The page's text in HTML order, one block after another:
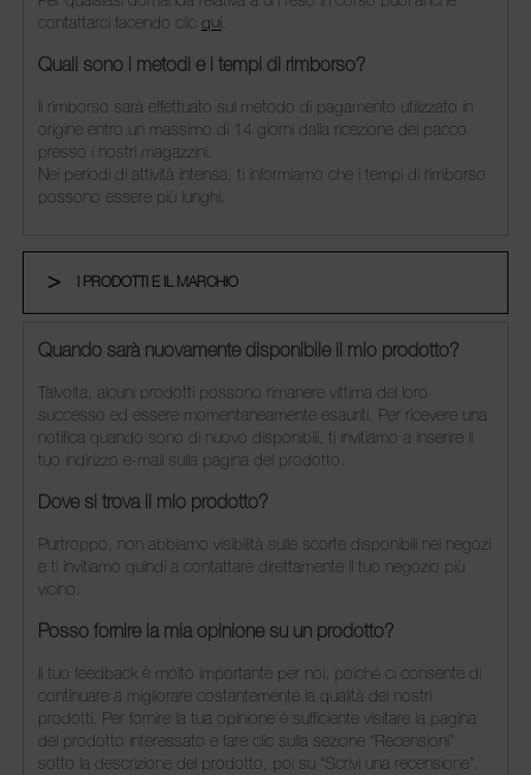
contattarci facendo clic qui.
Quali sono i metodi e i tempi di rimborso?
Il rimborso sarà effettuato sul metodo di pagamento utilizzato in
origine entro un massimo di 14 giorni dalla ricezione del pacco
presso i nostri magazzini.
Nei periodi di attività intensa, ti informiamo che i tempi di rimborso
possono essere più lunghi.
I PRODOTTI E IL MARCHIO
Quando sarà nuovamente disponibile il mio prodotto?
Talvolta, alcuni prodotti possono rimanere vittima del loro
successo ed essere momentaneamente esauriti. Per ricevere una
notifica quando sono di nuovo disponibili, ti invitiamo a inserire il
tuo indirizzo e-mail sulla pagina del prodotto.
Dove si trova il mio prodotto?
Purtroppo, non abbiamo visibilità sulle scorte disponibili nei negozi
e ti invitiamo quindi a contattare direttamente il tuo negozio più
vicino.
Posso fornire la mia opinione su un prodotto?
Il tuo feedback è molto importante per noi, poiché ci consente di
continuare a migliorare costantemente la qualità dei nostri
prodotti. Per fornire la tua opinione è sufficiente visitare la pagina
del prodotto interessato e fare clic sulla sezione “Recensioni”
sotto la descrizione del prodotto, poi su “Scrivi una recensione”.